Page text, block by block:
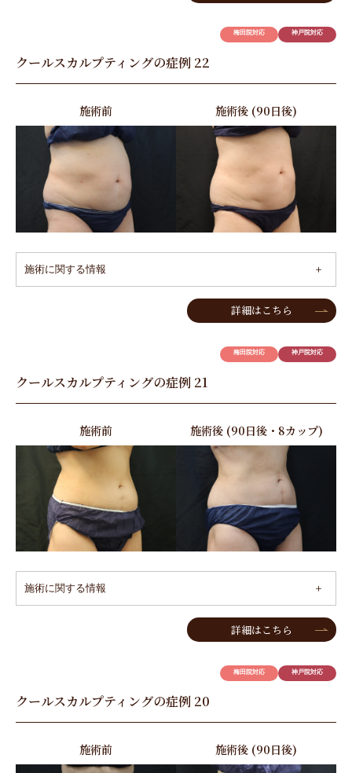
クールスカルプティングの症例 22
梅田院対応 神戸院対応
施術前 施術後 (90日後)
施術に関する情報
詳細はこちら
クールスカルプティングの症例 21
梅田院対応 神戸院対応
施術前 施術後 (90日後・8カップ)
施術に関する情報
詳細はこちら
クールスカルプティングの症例 20
梅田院対応 神戸院対応
施術前 施術後 (90日後)